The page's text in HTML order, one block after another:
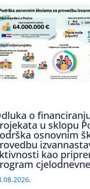
o
u sklopu
osnovnim
kao